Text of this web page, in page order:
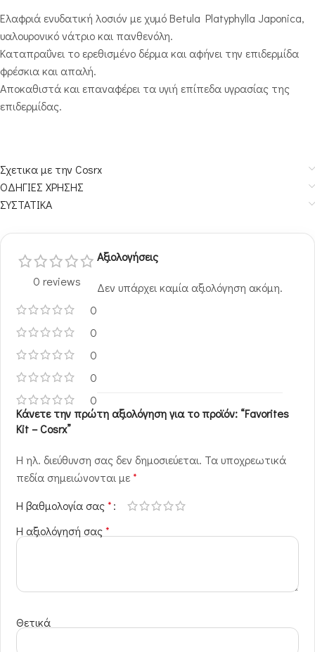
Ελαφριά ενυδατική λοσιόν με χυμό Betula Platyphylla Japonica,
υαλουρονικό νάτριο και πανθενόλη.
Καταπραΰνει το ερεθισμένο δέρμα και αφήνει την επιδερμίδα
φρέσκια και απαλή.
Αποκαθιστά και επαναφέρει τα υγιή επίπεδα υγρασίας της
επιδερμίδας.
Σχετικα με την Cosrx
ΟΔΗΓΙΕΣ ΧΡΗΣΗΣ
ΣΥΣΤΑΤΙΚΑ
0 reviews
0
0
0
0
0
Αξιολογήσεις
Δεν υπάρχει καμία αξιολόγηση ακόμη.
Κάνετε την πρώτη αξιολόγηση για το προϊόν: “Favorites
Kit – Cosrx”
Η ηλ. διεύθυνση σας δεν δημοσιεύεται. Τα υποχρεωτικά
πεδία σημειώνονται με*
Η βαθμολογία σας*
Η αξιολόγησή σας*
Θετικά